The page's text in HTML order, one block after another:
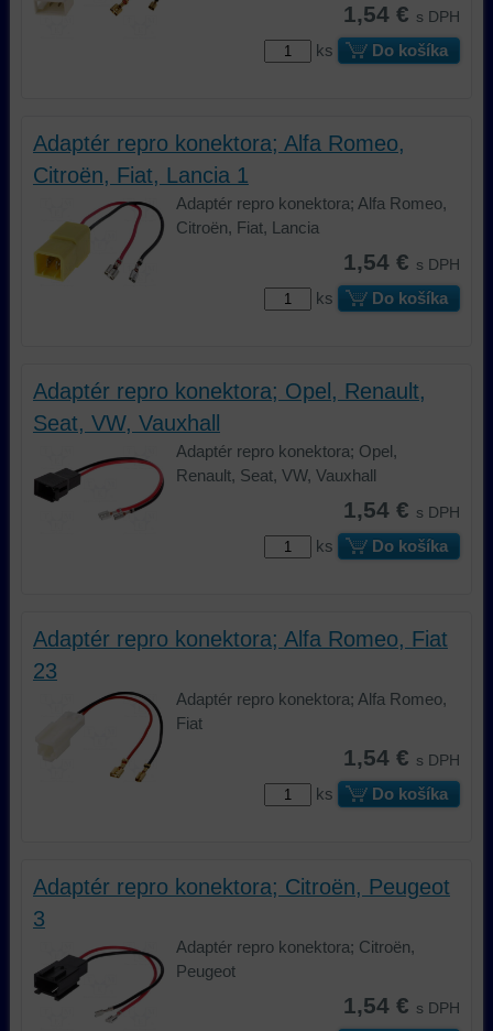
1,54 € s DPH
ks Do košíka
Adaptér repro konektora; Alfa Romeo,
Citroën, Fiat, Lancia 1
Adaptér repro konektora; Alfa Romeo,
Citroën, Fiat, Lancia
1,54 € s DPH
ks Do košíka
Adaptér repro konektora; Opel, Renault,
Seat, VW, Vauxhall
Adaptér repro konektora; Opel,
Renault, Seat, VW, Vauxhall
1,54 € s DPH
ks Do košíka
Adaptér repro konektora; Alfa Romeo, Fiat
23
Adaptér repro konektora; Alfa Romeo,
Fiat
1,54 € s DPH
ks Do košíka
Adaptér repro konektora; Citroën, Peugeot
3
Adaptér repro konektora; Citroën,
Peugeot
1,54 € s DPH